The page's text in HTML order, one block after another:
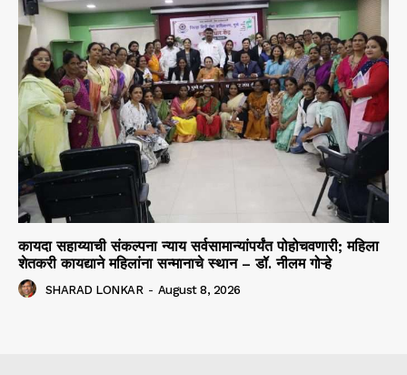
कायदा सहाय्याची संकल्पना न्याय सर्वसामान्यांपर्यंत पोहोचवणारी; महिला
शेतकरी कायद्याने महिलांना सन्मानाचे स्थान – डॉ. नीलम गोऱ्हे
SHARAD LONKAR - August 8, 2026